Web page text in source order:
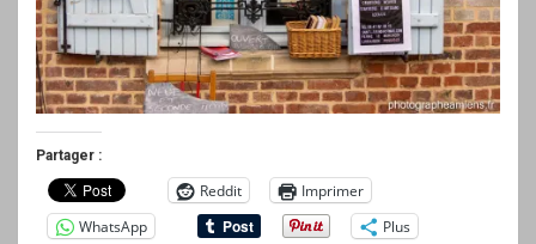
Partager :
Reddit
Imprimer
WhatsApp
Plus